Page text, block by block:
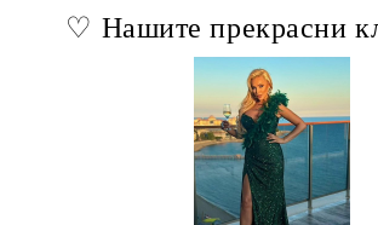
♡ Нашите прекрасни